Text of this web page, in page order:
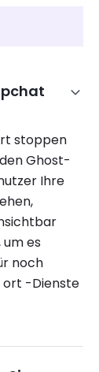
stoppen
Ghost-
Ihre
es
noch
ort -Dienste